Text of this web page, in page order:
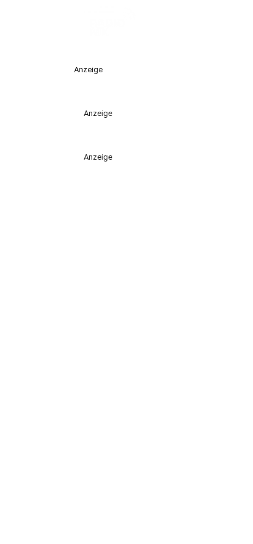
Anzeige
Anzeige
Anzeige